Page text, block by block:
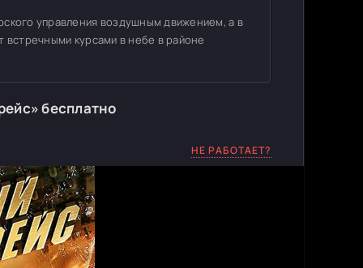
управления воздушным движением, а в
встречными курсами в небе в районе
бесплатно
НЕ РАБОТАЕТ?